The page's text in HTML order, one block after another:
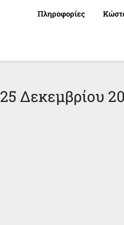
Πληροφορίες
25 Δεκεμβρίου